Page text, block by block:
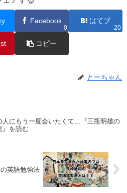
Facebook
0
はてブ
20
コピー
とーちゃん
人にもう一度会いたくて…『三瓶明雄の
』を読む
英語勉強法